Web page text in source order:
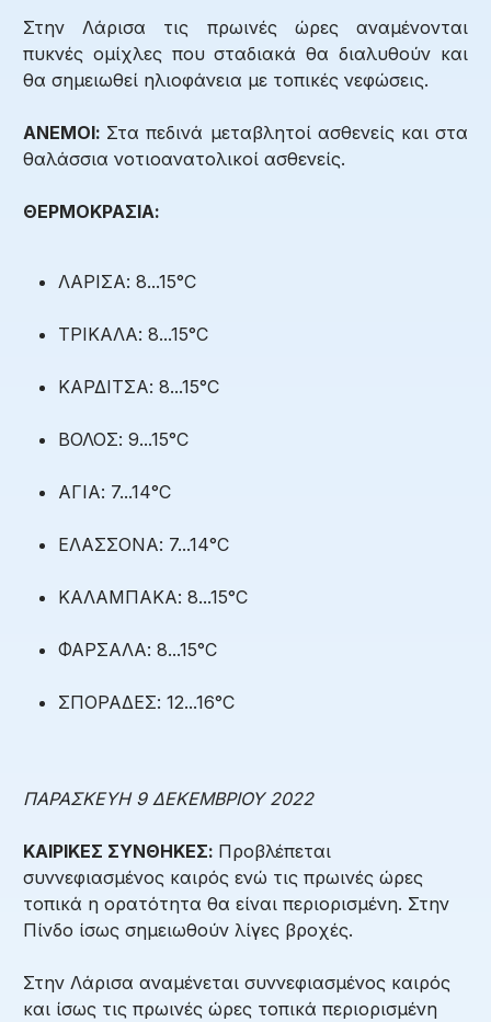
Στην Λάρισα τις πρωινές ώρες αναμένονται
πυκνές ομίχλες που σταδιακά θα διαλυθούν και
θα σημειωθεί ηλιοφάνεια με τοπικές νεφώσεις.
ΑΝΕΜΟΙ: Στα πεδινά μεταβλητοί ασθενείς και στα
θαλάσσια νοτιοανατολικοί ασθενείς.
ΘΕΡΜΟΚΡΑΣΙΑ:
ΛΑΡΙΣΑ: 8...15°C
ΤΡΙΚΑΛΑ: 8...15°C
ΚΑΡΔΙΤΣΑ: 8...15°C
ΒΟΛΟΣ: 9...15°C
ΑΓΙΑ: 7...14°C
ΕΛΑΣΣΟΝΑ: 7...14°C
ΚΑΛΑΜΠΑΚΑ: 8...15°C
ΦΑΡΣΑΛΑ: 8...15°C
ΣΠΟΡΑΔΕΣ: 12...16°C
ΠΑΡΑΣΚΕΥΗ 9 ΔΕΚΕΜΒΡΙΟΥ 2022
ΚΑΙΡΙΚΕΣ ΣΥΝΘΗΚΕΣ: Προβλέπεται
συννεφιασμένος καιρός ενώ τις πρωινές ώρες
τοπικά η ορατότητα θα είναι περιορισμένη. Στην
Πίνδο ίσως σημειωθούν λίγες βροχές.
Στην Λάρισα αναμένεται συννεφιασμένος καιρός
και ίσως τις πρωινές ώρες τοπικά περιορισμένη